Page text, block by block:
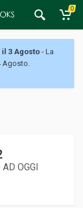
0
3 Agosto - La
Agosto.
OGGI